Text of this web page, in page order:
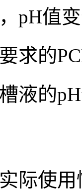
pH值
求的
液的
际使